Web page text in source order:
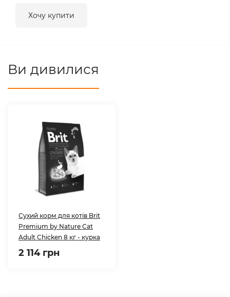
Хочу купити
Ви дивилися
Сухий корм для котів Brit
Premium by Nature Cat
Adult Chicken 8 кг - курка
2 114 грн